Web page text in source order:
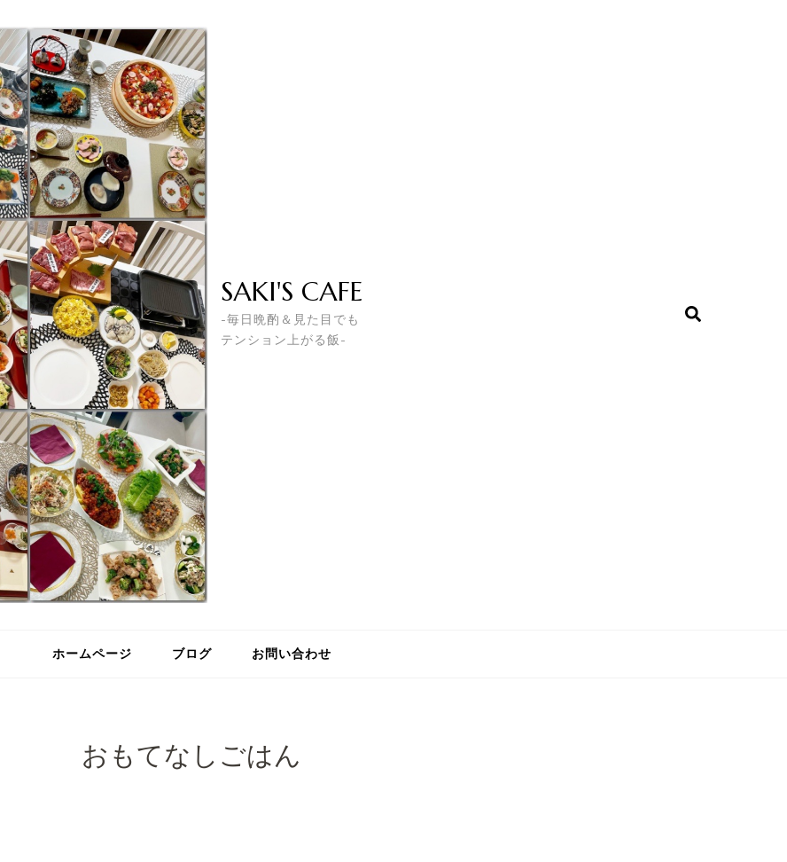
SAKI'S CAFE
-毎日晩酌＆見た目でも
テンション上がる飯-
ホームページ ブログ お問い合わせ
おもてなしごはん